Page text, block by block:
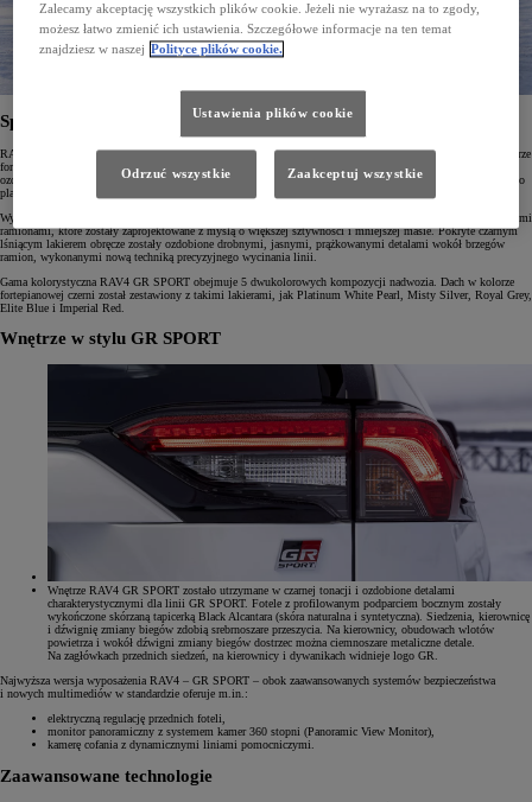
Sportowa stylistyka
RAV4 GR SPORT zachwyca sportowym wyglądem podkreślonym zderzakami, nadkolami i progami w kolorze
fortepianowej czerni, a także lakierowanym przednim grillem GR SPORT. Dolne części zderzaków zostały
ozdobione ciemnoszarym, metalicznym wykończeniem. Na przednim grillu i drzwiach bagażnika umieszczono
plakietki z logo GR.
Wyjątkowy charakter wersji GR SPORT podkreślają 19" felgi aluminiowe GR SPORT z pięcioma podwójnymi
ramionami, które zostały zaprojektowane z myślą o większej sztywności i mniejszej masie. Pokryte czarnym
lśniącym lakierem obręcze zostały ozdobione drobnymi, jasnymi, prążkowanymi detalami wokół brzegów
ramion, wykonanymi nową techniką precyzyjnego wycinania linii.
Gama kolorystyczna RAV4 GR SPORT obejmuje 5 dwukolorowych kompozycji nadwozia. Dach w kolorze
fortepianowej czerni został zestawiony z takimi lakierami, jak Platinum White Pearl, Misty Silver, Royal Grey,
Elite Blue i Imperial Red.
Wnętrze w stylu GR SPORT
Wnętrze RAV4 GR SPORT zostało utrzymane w czarnej tonacji i ozdobione detalami
charakterystycznymi dla linii GR SPORT. Fotele z profilowanym podparciem bocznym zostały
wykończone skórzaną tapicerką Black Alcantara (skóra naturalna i syntetyczna). Siedzenia, kierownicę
i dźwignię zmiany biegów zdobią srebrnoszare przeszycia. Na kierownicy, obudowach wlotów
powietrza i wokół dźwigni zmiany biegów dostrzec można ciemnoszare metaliczne detale.
Na zagłówkach przednich siedzeń, na kierownicy i dywanikach widnieje logo GR.
Najwyższa wersja wyposażenia RAV4 – GR SPORT – obok zaawansowanych systemów bezpieczeństwa
i nowych multimediów w standardzie oferuje m.in.:
elektryczną regulację przednich foteli,
monitor panoramiczny z systemem kamer 360 stopni (Panoramic View Monitor),
kamerę cofania z dynamicznymi liniami pomocniczymi.
Zaawansowane technologie
Zalecamy akceptację wszystkich plików cookie. Jeżeli nie wyrażasz na to zgody,
możesz łatwo zmienić ich ustawienia. Szczegółowe informacje na ten temat
znajdziesz w naszej Polityce plików cookie.
Ustawienia plików cookie
Odrzuć wszystkie Zaakceptuj wszystkie